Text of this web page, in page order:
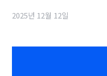
2025년 12월 12일